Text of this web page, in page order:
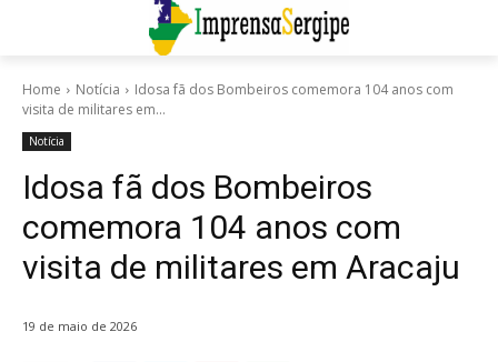
Home Notícia
Idosa fã dos Bombeiros comemora 104 anos com
visita de militares em...
Notícia
Idosa fã dos Bombeiros
comemora 104 anos com
visita de militares em Aracaju
19 de maio de 2026